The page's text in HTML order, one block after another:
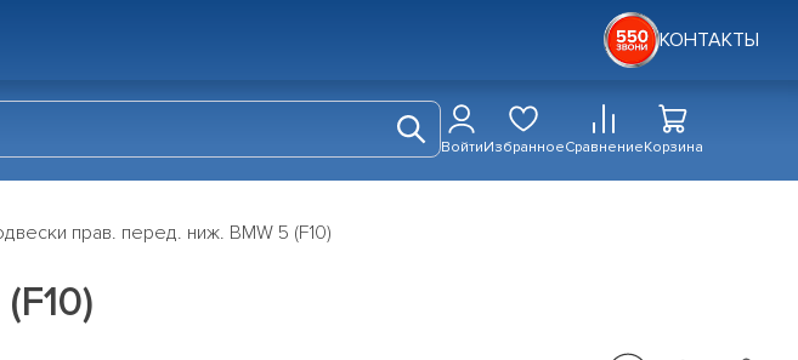
КОНТАКТЫ
ВойтиИзбранноеСравнениеКорзина
прав. перед. ниж. BMW 5 (F10)